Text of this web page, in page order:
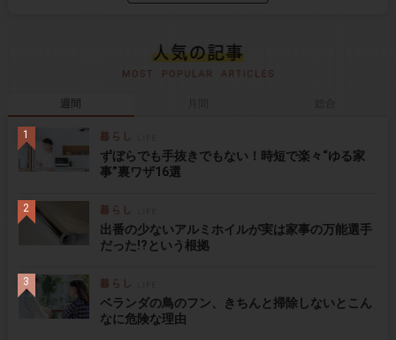
週間
ずぼらでも手抜きでもない！時短で楽々“ゆる家
事”裏ワザ16選
出番の少ないアルミホイルが実は家事の万能選手
だった!?という根拠
ベランダの鳥のフン、きちんと掃除しないとこん
なに危険な理由